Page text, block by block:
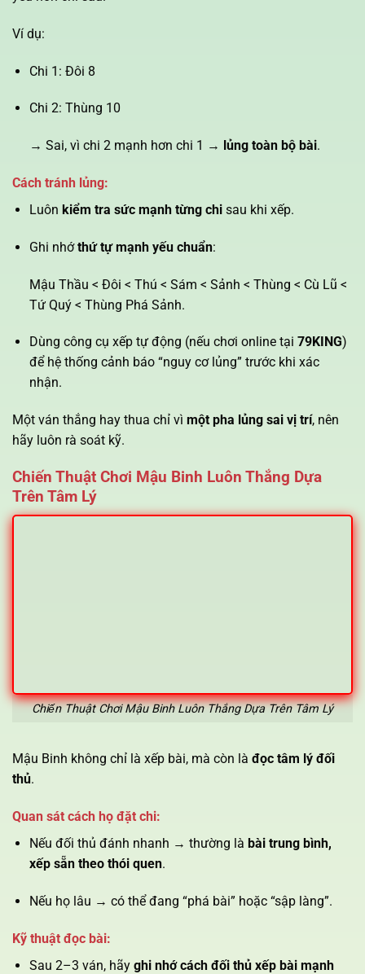
Ví dụ:
Chi 1: Đôi 8
Chi 2: Thùng 10
→ Sai, vì chi 2 mạnh hơn chi 1 → lủng toàn bộ bài.
Cách tránh lủng:
Luôn kiểm tra sức mạnh từng chisau khi xếp.
Ghi nhớthứ tự mạnh yếu chuẩn:
Mậu Thầu < Đôi < Thú < Sám < Sảnh < Thùng < Cù Lũ <
Tứ Quý < Thùng Phá Sảnh.
Dùng công cụ xếp tự động (nếu chơi online tại 79KING)
để hệ thống cảnh báo “nguy cơ lủng” trước khi xác
nhận.
Một ván thắng hay thua chỉ vì một pha lủng sai vị trí, nên
hãy luôn rà soát kỹ.
Chiến Thuật Chơi Mậu Binh Luôn Thắng Dựa
Trên Tâm Lý
Chiến Thuật Chơi Mậu Binh Luôn Thắng Dựa Trên Tâm Lý
Mậu Binh không chỉ là xếp bài, mà còn là đọc tâm lý đối
thủ.
Quan sát cách họ đặt chi:
Nếu đối thủ đánh nhanh → thường là bài trung bình,
xếp sẵn theo thói quen.
Nếu họ lâu → có thể đang “phá bài” hoặc “sập làng”.
Kỹ thuật đọc bài:
Sau 2–3 ván, hãy ghi nhớ cách đối thủ xếp bài mạnh